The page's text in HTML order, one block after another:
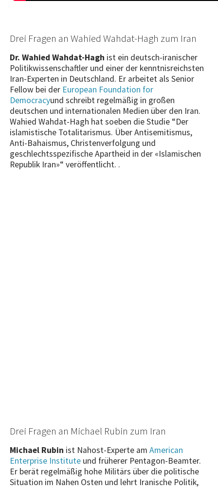
Drei Fragen an Wahied Wahdat-Hagh zum Iran
Dr. Wahied Wahdat-Hagh ist ein deutsch-iranischer
Politikwissenschaftler und einer der kenntnisreichsten
Iran-Experten in Deutschland. Er arbeitet als Senior
Fellow bei der European Foundation for
Democracyund schreibt regelmäßig in großen
deutschen und internationalen Medien über den Iran.
Wahied Wahdat-Hagh hat soeben die Studie “Der
islamistische Totalitarismus. Über Antisemitismus,
Anti-Bahaismus, Christenverfolgung und
geschlechtsspezifische Apartheid in der «Islamischen
Republik Iran»“ veröffentlicht. .
Drei Fragen an Michael Rubin zum Iran
Michael Rubin ist Nahost-Experte am American
Enterprise Institute und früherer Pentagon-Beamter.
Er berät regelmäßig hohe Militärs über die politische
Situation im Nahen Osten und lehrt Iranische Politik,